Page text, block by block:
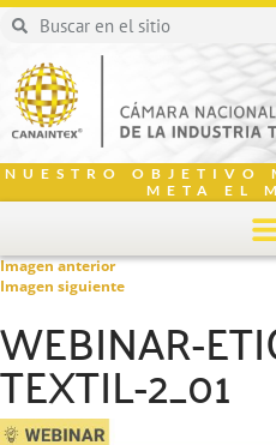
NUESTRO OBJETIVO
META EL
Imagen anterior
Imagen siguiente
WEBINAR-
TEXTIL-2_01